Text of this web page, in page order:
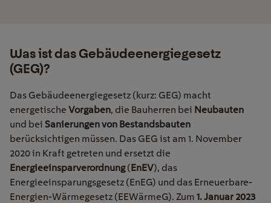
Was ist das Gebäudeenergiegesetz
(GEG)?
Das Gebäudeenergiegesetz (kurz: GEG) macht
energetische Vorgaben, die Bauherren bei Neubauten
und bei Sanierungen von Bestandsbauten
berücksichtigen müssen. Das GEG ist am 1. November
2020 in Kraft getreten und ersetzt die
Energieeinsparverordnung(EnEV), das
Energieeinsparungsgesetz (EnEG) und das Erneuerbare-
Energien-Wärmegesetz (EEWärmeG). Zum 1. Januar 2023